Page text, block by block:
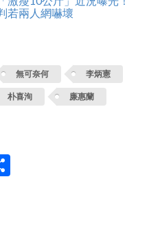
若兩人網嚇壞
無可奈何 李炳憲
朴喜洵 廉惠蘭